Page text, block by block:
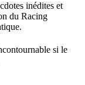
inédites et
du Racing
si le